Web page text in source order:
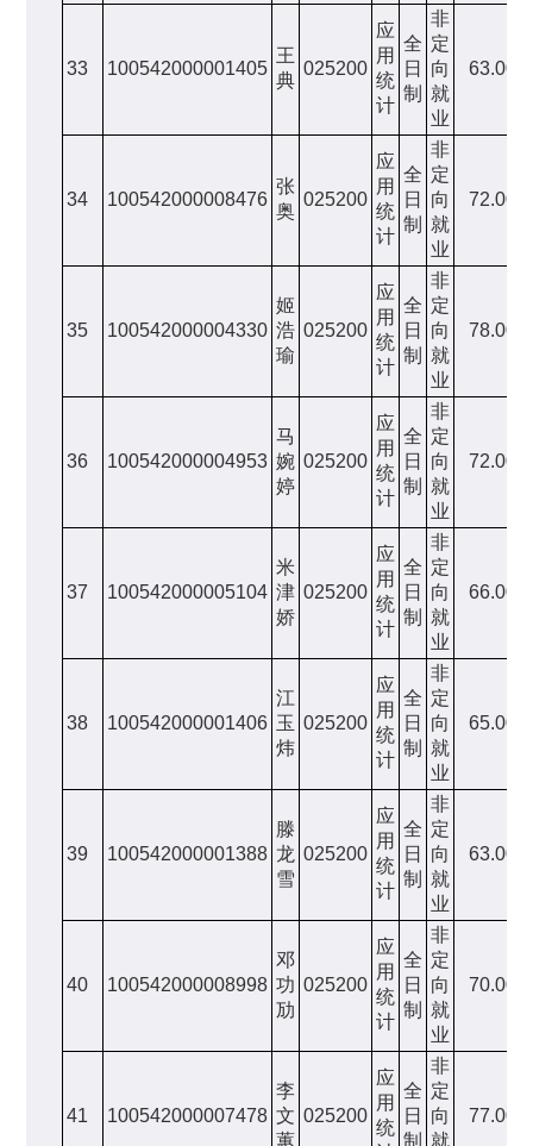
33 100542000001405
王
典
025200
应
用
统
计
全
日
制
非
定
向
就
业
63.00
34 100542000008476
张
奥
025200
应
用
统
计
全
日
制
非
定
向
就
业
72.00
35 100542000004330
姬
浩
瑜
025200
应
用
统
计
全
日
制
非
定
向
就
业
78.00
36 100542000004953
马
婉
婷
025200
应
用
统
计
全
日
制
非
定
向
就
业
72.00
37 100542000005104
米
津
娇
025200
应
用
统
计
全
日
制
非
定
向
就
业
66.00
38 100542000001406
江
玉
炜
025200
应
用
统
计
全
日
制
非
定
向
就
业
65.00
39 100542000001388
滕
龙
雪
025200
应
用
统
计
全
日
制
非
定
向
就
业
63.00
40 100542000008998
邓
功
劢
025200
应
用
统
计
全
日
制
非
定
向
就
业
70.00
41 100542000007478
李
文
蕙
025200
应
用
统
全
日
制
非
定
向
就
77.00